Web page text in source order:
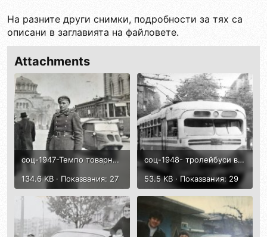
На разните други снимки, подробности за тях са
описани в заглавията на файловете.
Attachments
соц-1947-Темпо товарна триколка.jpg
134.6 KB · Показвания: 27
соц-1948- тролейбуси в София-2 MANа, по 3 км между Горнобански път и Горна Баня..jpg
53.5 KB · Показвания: 29